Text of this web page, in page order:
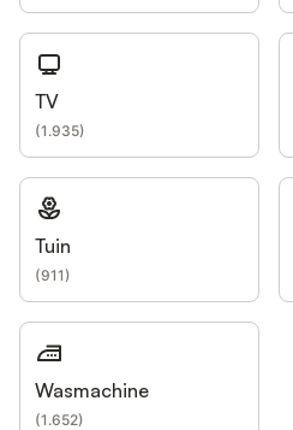
TV
(1.935)
Tuin
(911)
Wasmachine
(1.652)